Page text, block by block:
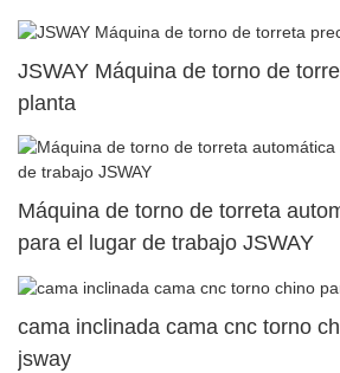
superior dual2
JSWAY Máquina de torno de
planta
Máquina de torno de torreta
para el lugar de trabajo JSWAY
cama inclinada cama cnc torno
jsway